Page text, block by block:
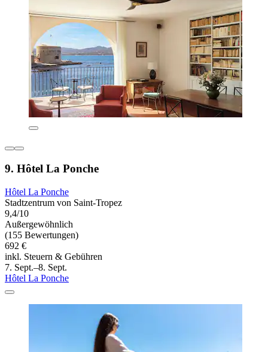
9. Hôtel La Ponche
Hôtel La Ponche
Stadtzentrum von Saint-Tropez
9,4/10
Außergewöhnlich
(155 Bewertungen)
692 €
inkl. Steuern & Gebühren
7. Sept.–8. Sept.
Hôtel La Ponche